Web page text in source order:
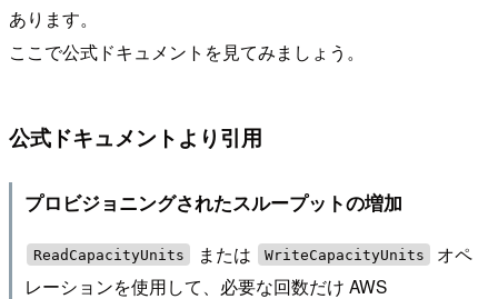
あります。
ここで公式ドキュメントを見てみましょう。
公式ドキュメントより引用
プロビジョニングされたスループットの増加
ReadCapacityUnits または WriteCapacityUnits
オペ
レーションを使用して、必要な回数だけ AWS